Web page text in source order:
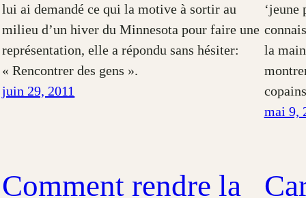
lui ai demandé ce qui la motive à sortir au
milieu d’un hiver du Minnesota pour faire une
représentation, elle a répondu sans hésiter:
« Rencontrer des gens ».
juin 29, 2011
‘jeune
la
mai 9,
Comment rendre la